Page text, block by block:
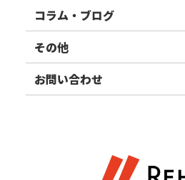
リハスファーム
関東エリア
東北エリア
甲信越エリア
コラム・ブログ
事業所ブログ
ご利用者様の声
その他
お知らせ
お問い合わせ